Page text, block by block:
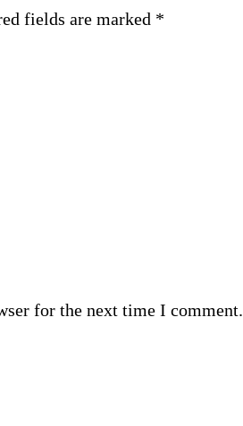
fields are marked *
for the next time I comment.